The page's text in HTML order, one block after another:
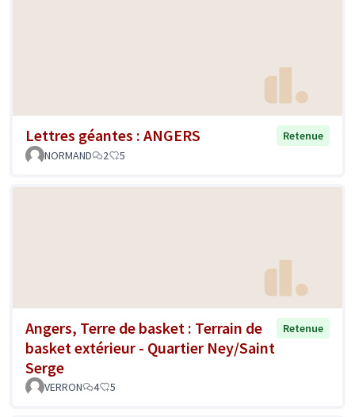
Lettres géantes : ANGERS
Retenue
NORMAND
2 5
Angers, Terre de basket : Terrain de
basket extérieur - Quartier Ney/Saint
Serge
Retenue
VERRON 4 5